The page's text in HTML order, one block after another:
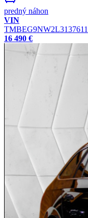
predný náhon
VIN
TMBEG9NW2L3137611
16 490 €